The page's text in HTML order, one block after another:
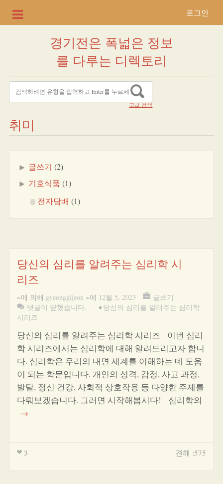
로그인
경기전은 폭넓은 정보
를 다루는 디렉토리
고급 검색
취미
글쓰기 (2)
기호식품 (1)
전자담배 (1)
당신의 심리를 알려주는 심리학 시
리즈
~에 의해 gyeonggijeon ~에 12월 5, 2023
글쓰기
댓글이 닫혔습니다.
• 당신의 심리를 알려주는 심리학
시리즈
당신의 심리를 알려주는 심리학 시리즈 이번 심리
학 시리즈에서는 심리학에 대해 알려드리고자 합니
다. 심리학은 우리의 내면 세계를 이해하는 데 도움
이 되는 학문입니다. 개인의 성격, 감정, 사고 과정,
발달, 정신 건강, 사회적 상호작용 등 다양한 주제를
다뤄보겠습니다. 그러면 시작해봅시다! 심리학의
→
3 견해 :575